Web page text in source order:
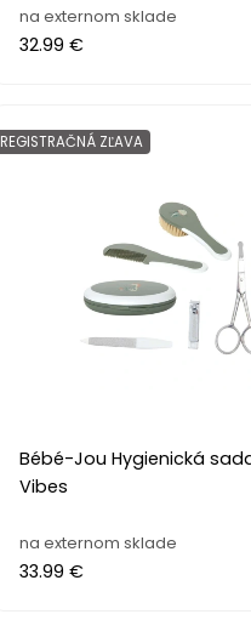
na externom sklade
32.99 €
Bébé-Jou Hygienická
Vibes
REGISTRAČNÁ ZĽAVA
na externom sklade
33.99 €